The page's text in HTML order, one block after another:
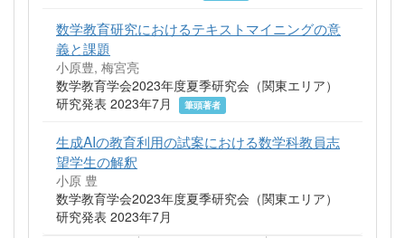
数学教育研究におけるテキストマイニングの意
義と課題
小原豊, 梅宮亮
数学教育学会2023年度夏季研究会（関東エリア）
研究発表 2023年7月
筆頭著者
生成AIの教育利用の試案における数学科教員志
望学生の解釈
小原 豊
数学教育学会2023年度夏季研究会（関東エリア）
研究発表 2023年7月